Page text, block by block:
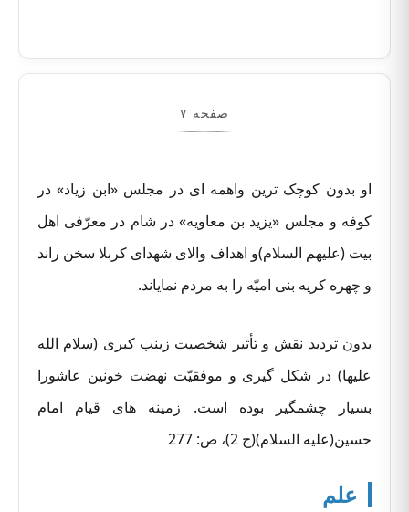
صفحه ۷
او بدون کوچک ترین واهمه ای در مجلس «ابن زیاد» در
کوفه و مجلس «یزید بن معاویه» در شام در معرّفی اهل
بیت (علیهم السلام)و اهداف والای شهدای کربلا سخن راند
و چهره کریه بنی امیّه را به مردم نمایاند.
بدون تردید نقش و تأثیر شخصیت زینب کبری (سلام الله
علیها) در شکل گیری و موفقیّت نهضت خونین عاشورا
بسیار چشمگیر بوده است. زمینه های قیام امام
حسین(علیه السلام)(ج 2)، ص: 277
علم